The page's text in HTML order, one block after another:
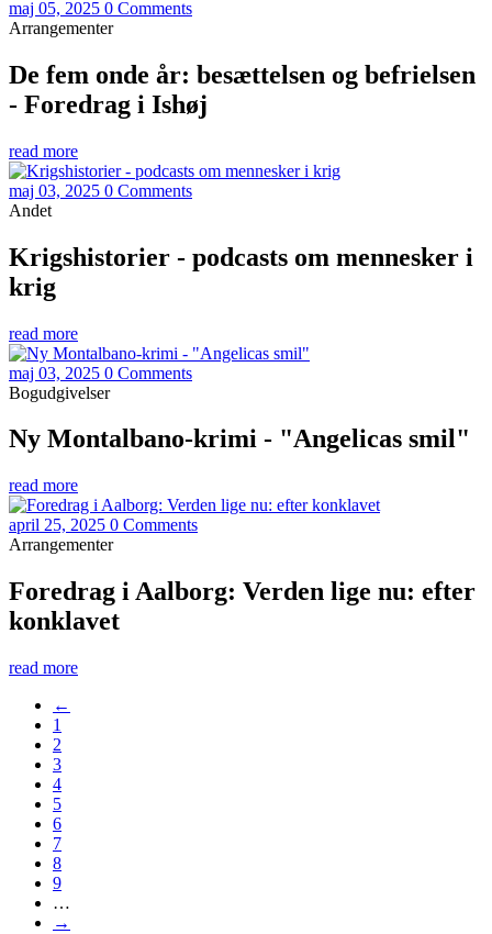
maj 05, 2025 0 Comments
Arrangementer
De fem onde år: besættelsen og befrielsen
- Foredrag i Ishøj
read more
maj 03, 2025 0 Comments
Andet
Krigshistorier - podcasts om mennesker i
krig
read more
maj 03, 2025 0 Comments
Bogudgivelser
Ny Montalbano-krimi - "Angelicas smil"
read more
april 25, 2025 0 Comments
Arrangementer
Foredrag i Aalborg: Verden lige nu: efter
konklavet
read more
←
1
2
3
4
5
6
7
8
9
…
→